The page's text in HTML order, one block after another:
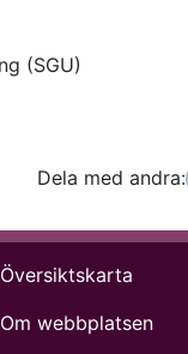
(SGU)
Dela med andra:
Översiktskarta
Om webbplatsen